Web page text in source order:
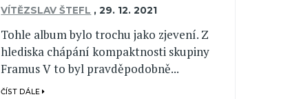
VÍTĚZSLAV ŠTEFL ,29. 12. 2021
Tohle album bylo trochu jako zjevení. Z
hlediska chápání kompaktnosti skupiny
Framus V to byl pravděpodobně...
ČÍST DÁLE